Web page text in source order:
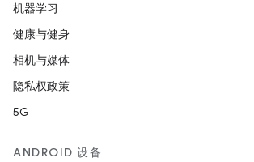
机器学习
健康与健身
相机与媒体
隐私权政策
5G
ANDROID 设备